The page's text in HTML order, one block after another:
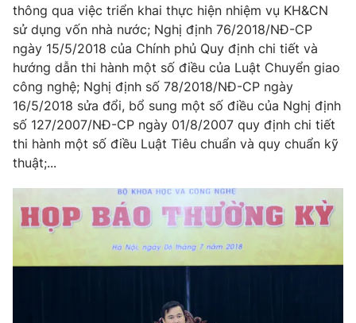
Emagazine Podcast
Photo Infographic
Video Shorts video
VTV Money VTV Thể thao
Bất động sản
Thị trường 24h Tấm lòng Việt
Vươn mình bằng AI
thông qua việc triển khai thực hiện nhiệm vụ KH&CN
sử dụng vốn nhà nước; Nghị định 76/2018/NĐ-CP
ngày 15/5/2018 của Chính phủ Quy định chi tiết và
hướng dẫn thi hành một số điều của Luật Chuyển giao
công nghệ; Nghị định số 78/2018/NĐ-CP ngày
16/5/2018 sửa đổi, bổ sung một số điều của Nghị định
số 127/2007/NĐ-CP ngày 01/8/2007 quy định chi tiết
thi hành một số điều Luật Tiêu chuẩn và quy chuẩn kỹ
thuật;...